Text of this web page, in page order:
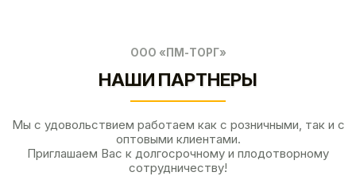
ООО «ПМ-ТОРГ»
НАШИ ПАРТНЕРЫ
Мы с удовольствием работаем как с розничными, так и с
оптовыми клиентами.
Приглашаем Вас к долгосрочному и плодотворному
сотрудничеству!